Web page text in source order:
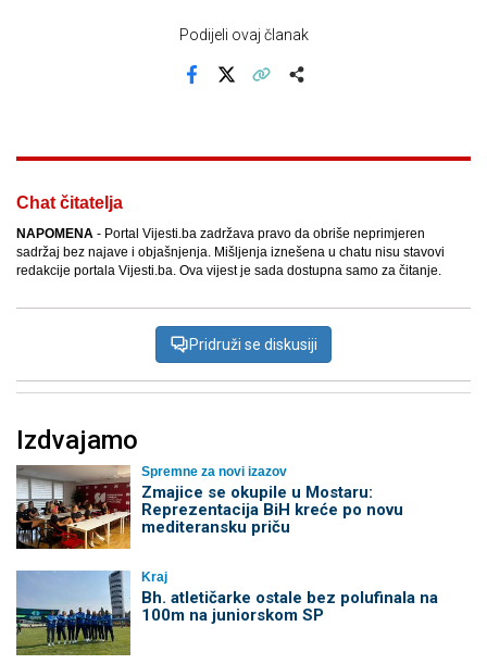
Podijeli ovaj članak
Facebook
Chat čitatelja
NAPOMENA - Portal Vijesti.ba zadržava pravo da obriše neprimjeren
sadržaj bez najave i objašnjenja. Mišljenja iznešena u chatu nisu stavovi
redakcije portala Vijesti.ba. Ova vijest je sada dostupna samo za čitanje.
Pridruži se diskusiji
Izdvajamo
Spremne za novi izazov
Zmajice se okupile u Mostaru:
Reprezentacija BiH kreće po novu
mediteransku priču
Kraj
Bh. atletičarke ostale bez polufinala na
100m na juniorskom SP